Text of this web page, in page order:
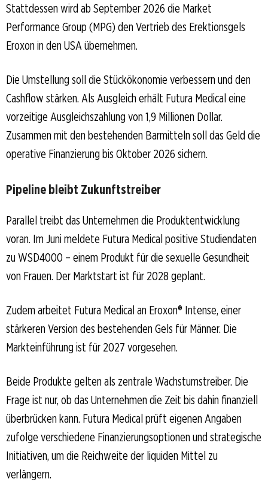
Stattdessen wird ab September 2026 die Market
Performance Group (MPG) den Vertrieb des Erektionsgels
Eroxon in den USA übernehmen.
Die Umstellung soll die Stückökonomie verbessern und den
Cashflow stärken. Als Ausgleich erhält Futura Medical eine
vorzeitige Ausgleichszahlung von 1,9 Millionen Dollar.
Zusammen mit den bestehenden Barmitteln soll das Geld die
operative Finanzierung bis Oktober 2026 sichern.
Pipeline bleibt Zukunftstreiber
Parallel treibt das Unternehmen die Produktentwicklung
voran. Im Juni meldete Futura Medical positive Studiendaten
zu WSD4000 – einem Produkt für die sexuelle Gesundheit
von Frauen. Der Marktstart ist für 2028 geplant.
Zudem arbeitet Futura Medical an Eroxon® Intense, einer
stärkeren Version des bestehenden Gels für Männer. Die
Markteinführung ist für 2027 vorgesehen.
Beide Produkte gelten als zentrale Wachstumstreiber. Die
Frage ist nur, ob das Unternehmen die Zeit bis dahin finanziell
überbrücken kann. Futura Medical prüft eigenen Angaben
zufolge verschiedene Finanzierungsoptionen und strategische
Initiativen, um die Reichweite der liquiden Mittel zu
verlängern.